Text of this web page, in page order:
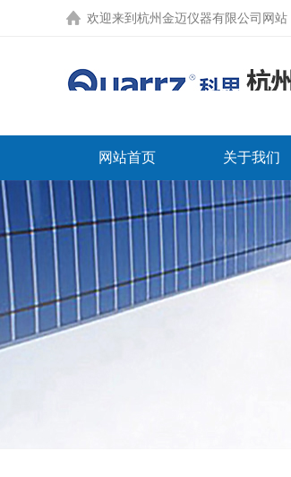
欢迎来到 杭州金迈仪器有限公司网站
网站首页 关于我们